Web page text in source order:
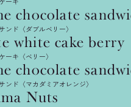
chocolate
ンド〈ダブルベリー〉
white cake berry
ーキ〈ベリー〉
chocolate
ンド〈マカダミアオレンジ〉
Nuts